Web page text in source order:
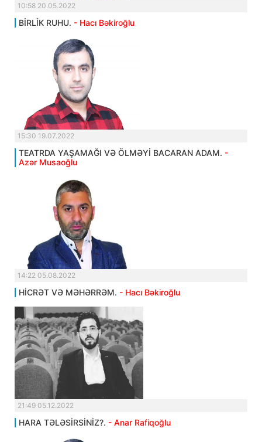
10:58 20.05.2022
BİRLİK RUHU. - Hacı Bəkiroğlu
15:30 19.07.2022
TEATRDA YAŞAMAĞI VƏ ÖLMƏYİ BACARAN ADAM. -
Azər Musaoğlu
14:22 05.08.2022
HİCRƏT VƏ MƏHƏRRƏM. - Hacı Bəkiroğlu
21:49 05.12.2022
HARA TƏLƏSİRSİNİZ?. - Anar Rafiqoğlu